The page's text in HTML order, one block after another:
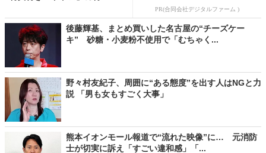
PR(合同会社デジタルファーム )
後藤輝基、まとめ買いした名古屋の“チーズケー
キ” 砂糖・小麦粉不使用で「むちゃく...
野々村友紀子、周囲に“ある態度”を出す人はNGと力
説 「男も女もすごく大事」
熊本イオンモール報道で“流れた映像”に… 元消防
士が切実に訴え「すごい違和感」「...